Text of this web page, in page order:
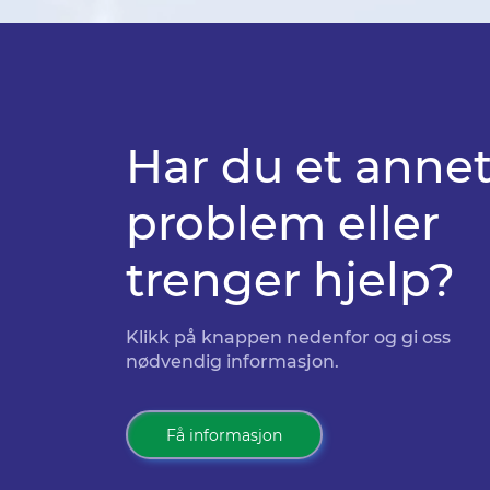
Har du et
problem eller
trenger hjelp?
Klikk på knappen nedenfor og gi oss
nødvendig informasjon.
Få informasjon